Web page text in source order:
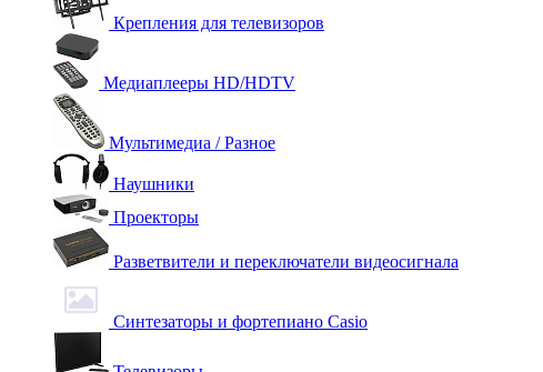
Крепления для телевизоров
Медиаплееры HD/HDTV
Мультимедиа / Разное
Наушники
Проекторы
Разветвители и переключатели видеосигнала
Синтезаторы и фортепиано Casio